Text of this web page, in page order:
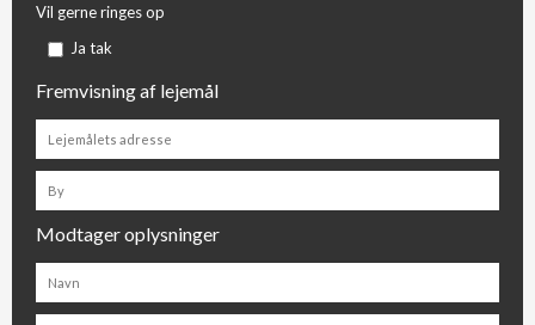
Vil gerne ringes op
Ja tak
Fremvisning af lejemål
Modtager oplysninger